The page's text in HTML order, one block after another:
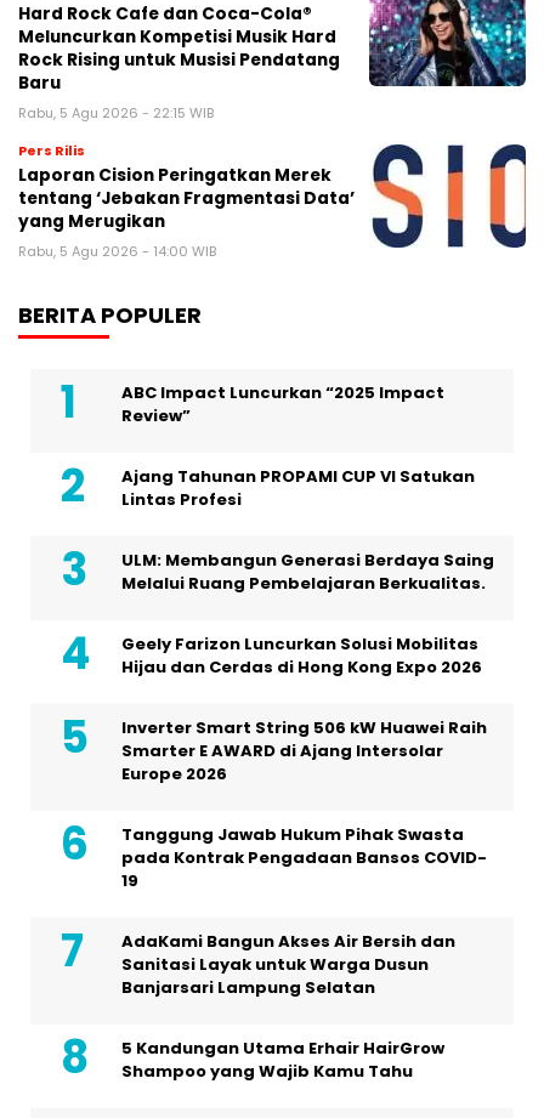
Hard Rock Cafe dan Coca-Cola®
Meluncurkan Kompetisi Musik Hard
Rock Rising untuk Musisi Pendatang
Baru
Rabu, 5 Agu 2026 - 22:15 WIB
Pers Rilis
Laporan Cision Peringatkan Merek
tentang ‘Jebakan Fragmentasi Data’
yang Merugikan
Rabu, 5 Agu 2026 - 14:00 WIB
BERITA POPULER
ABC Impact Luncurkan “2025 Impact
Review”
Ajang Tahunan PROPAMI CUP VI Satukan
Lintas Profesi
ULM: Membangun Generasi Berdaya Saing
Melalui Ruang Pembelajaran Berkualitas.
Geely Farizon Luncurkan Solusi Mobilitas
Hijau dan Cerdas di Hong Kong Expo 2026
Inverter Smart String 506 kW Huawei Raih
Smarter E AWARD di Ajang Intersolar
Europe 2026
Tanggung Jawab Hukum Pihak Swasta
pada Kontrak Pengadaan Bansos COVID-
19
AdaKami Bangun Akses Air Bersih dan
Sanitasi Layak untuk Warga Dusun
Banjarsari Lampung Selatan
5 Kandungan Utama Erhair HairGrow
Shampoo yang Wajib Kamu Tahu